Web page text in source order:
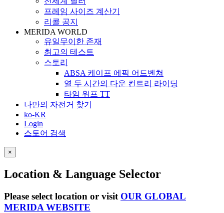
프레임 사이즈 계산기
리콜 공지
MERIDA WORLD
유일무이한 존재
최고의 테스트
스토리
ABSA 케이프 에픽 어드벤쳐
열 두 시간의 다운 컨트리 라이딩
타임 워프 TT
나만의 자전거 찾기
ko-KR
Login
스토어 검색
×
Location & Language Selector
Please select location or visit OUR GLOBAL
MERIDA WEBSITE